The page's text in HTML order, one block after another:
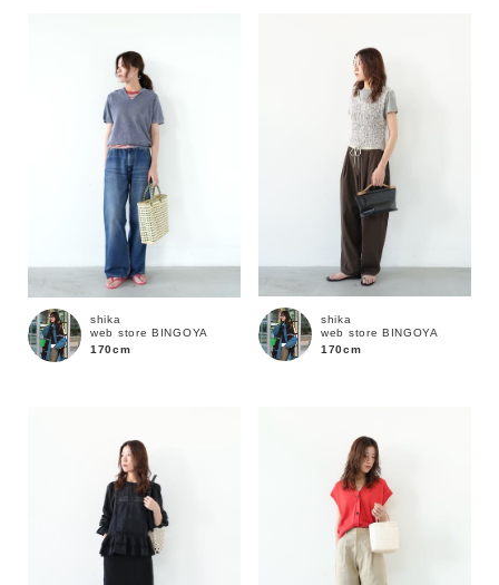
shika
web store BINGOYA
170cm
shika
web store BINGOYA
170cm